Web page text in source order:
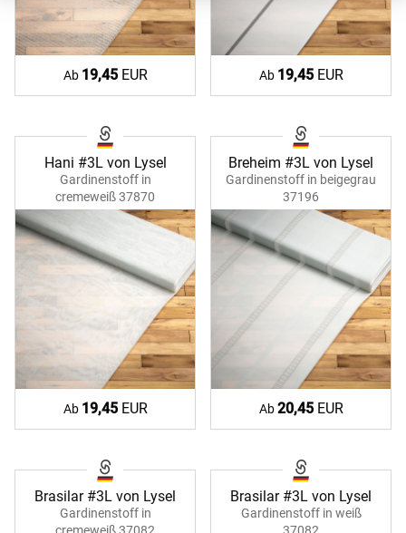
Ab 19,45EUR Ab 19,45EUR
Hani #3L von Lysel
Gardinenstoff in
cremeweiß 37870
Ab 19,45EUR
Breheim #3L von Lysel
Gardinenstoff in beigegrau
37196
Ab20,45EUR
Brasilar #3L von Lysel
Gardinenstoff in
Brasilar #3L von Lysel
Gardinenstoff in weiß